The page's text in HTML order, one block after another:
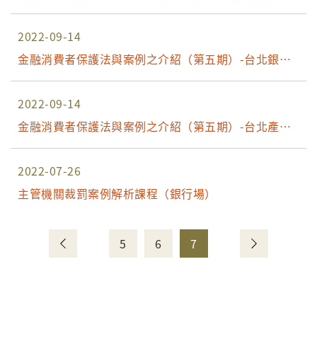
場
2022-09-14
金融消費者保護法與案例之介紹（第五期）-台北銀行
場
2022-09-14
金融消費者保護法與案例之介紹（第五期）-台北產險
場
2022-07-26
主管機關裁罰案例解析課程（銀行場）
5 6 7